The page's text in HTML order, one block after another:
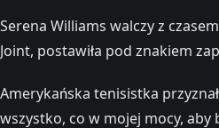
Serena Williams walczy z
Joint, postawiła pod znakiem
Amerykańska tenisistka
wszystko, co w mojej mocy, aby